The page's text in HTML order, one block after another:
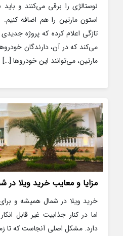
نوستالژی را برقی می‌کنند و
استون مارتین را هم اضافه کنیم.
می‌کند که در آن، دارندگان
مارتین، می‌توانند این خودروها […]
مزایا و معایب خرید ویلا در
خرید ویلا در شمال همیشه و
اما در کنار جذابیت غیر قابل
دارد. مشکل اصلی آنجاست که تا